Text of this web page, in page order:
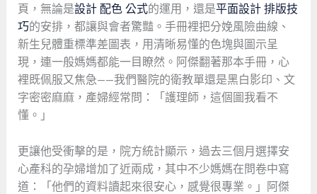
頁，無論是設計 配色 公式的運用，還是平面設計 排版技
巧的安排，都讓與會者驚豔。手冊裡把分娩風險曲線、
新生兒體重標準差圖表，用清晰易懂的色塊與圖示呈
現，連一般媽媽都能一目瞭然。阿傑翻著那本手冊，心
裡既佩服又焦急——我們醫院的衛教單還是黑白影印、文
字密密麻麻，產婦經常問：「護理師，這個圖我看不
懂。」
更讓他受衝擊的是，院方統計顯示，過去三個月選擇安
心產科的孕婦增加了近兩成，其中不少媽媽在問卷中寫
道：「他們的資料讀起來很安心，感覺很專業。」阿傑